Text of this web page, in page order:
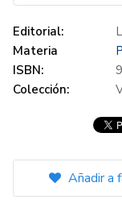
Editorial:
Materia
ISBN:
Colección:
Añadir a